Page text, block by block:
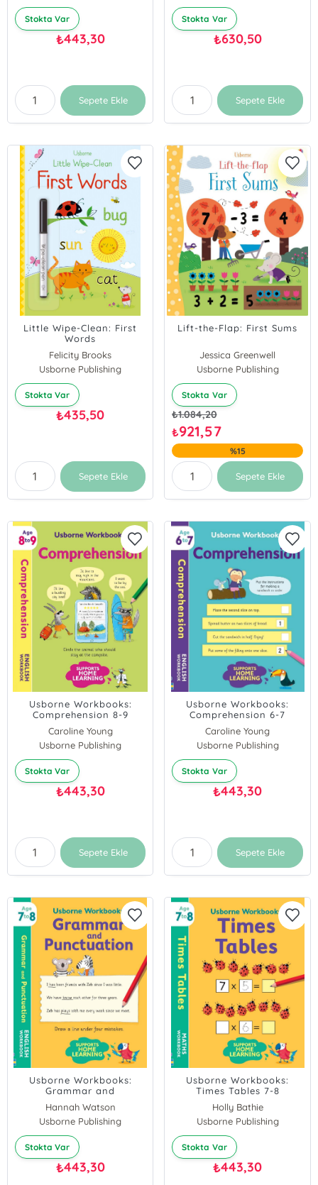
Stokta Var
₺443,30
Sepete Ekle
Stokta Var
₺630,50
Sepete Ekle
Little Wipe-Clean: First
Words
Felicity Brooks
Usborne Publishing
Stokta Var
₺435,50
Sepete Ekle
Lift-the-Flap: First Sums
Jessica Greenwell
Usborne Publishing
Stokta Var
₺1.084,20
₺921,57
%15
Sepete Ekle
Usborne Workbooks:
Comprehension 8-9
Caroline Young
Usborne Publishing
Stokta Var
₺443,30
Sepete Ekle
Usborne Workbooks:
Comprehension 6-7
Caroline Young
Usborne Publishing
Stokta Var
₺443,30
Sepete Ekle
Usborne Workbooks:
Grammar and
Punctuation 7-8
Hannah Watson
Usborne Publishing
Stokta Var
₺443,30
Usborne Workbooks:
Times Tables 7-8
Holly Bathie
Usborne Publishing
Stokta Var
₺443,30